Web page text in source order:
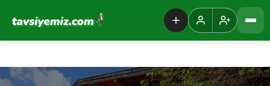
Tavsiyemiz Anasayfa